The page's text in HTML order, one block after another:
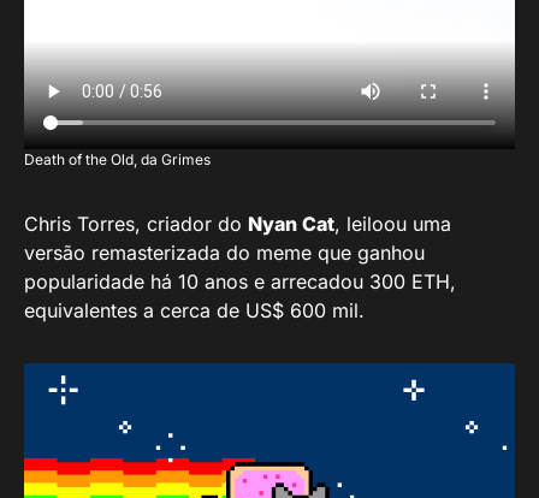
Death of the Old, da Grimes
Chris Torres, criador do Nyan Cat, leiloou uma
versão remasterizada do meme que ganhou
popularidade há 10 anos e arrecadou 300 ETH,
equivalentes a cerca de US$ 600 mil.